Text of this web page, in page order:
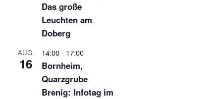
Das große
Leuchten am
Doberg
AUG.
16
14:00- 17:00
Bornheim,
Quarzgrube
Brenig: Infotag im